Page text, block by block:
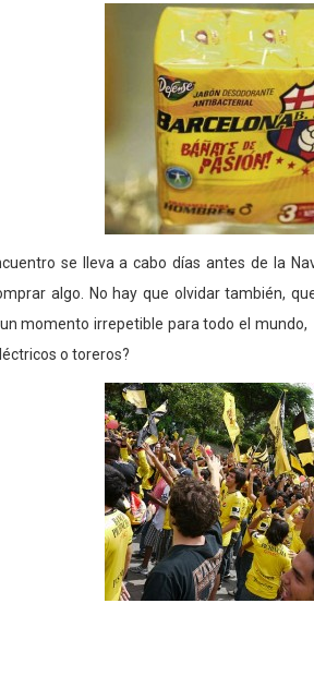
se lleva a cabo días antes de la
algo. No hay que olvidar también,
momento irrepetible para todo el
o toreros?